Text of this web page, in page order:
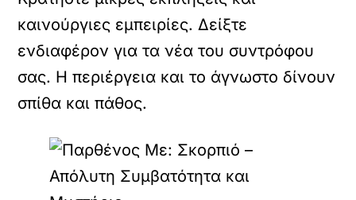
καινούργιες εμπειρίες. Δείξτε
ενδιαφέρον για τα νέα του συντρόφου
σας. Η περιέργεια και το άγνωστο δίνουν
σπίθα και πάθος.